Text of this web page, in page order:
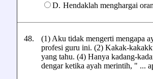
D. Hendaklah menghargai
48.
(1) Aku tidak mengerti mengapa
profesi guru ini. (2) Kakak-
yang tahu. (4) Hanya kadang-
dengar ketika ayah merintih, " ...